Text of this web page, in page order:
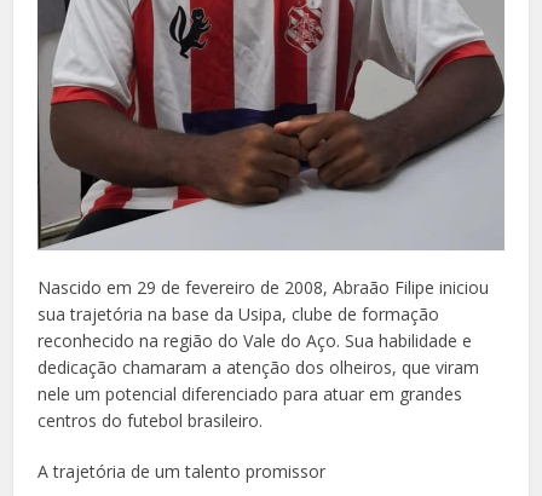
Nascido em 29 de fevereiro de 2008, Abraão Filipe iniciou
sua trajetória na base da Usipa, clube de formação
reconhecido na região do Vale do Aço. Sua habilidade e
dedicação chamaram a atenção dos olheiros, que viram
nele um potencial diferenciado para atuar em grandes
centros do futebol brasileiro.
A trajetória de um talento promissor